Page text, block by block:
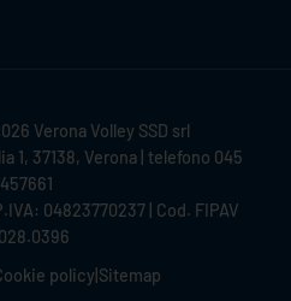
Verona Volley SSD srl
1, 37138, Verona | telefono 045
04823770237 | Cod. FIPAV
policy Sitemap